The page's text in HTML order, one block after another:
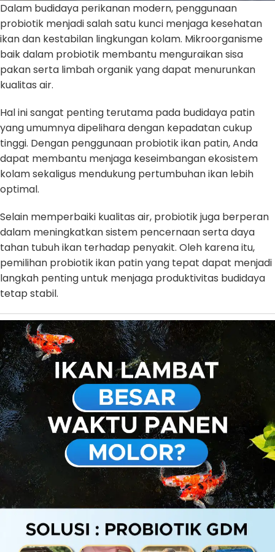
Dalam budidaya perikanan modern, penggunaan
probiotik menjadi salah satu kunci menjaga kesehatan
ikan dan kestabilan lingkungan kolam. Mikroorganisme
baik dalam probiotik membantu menguraikan sisa
pakan serta limbah organik yang dapat menurunkan
kualitas air.
Hal ini sangat penting terutama pada budidaya patin
yang umumnya dipelihara dengan kepadatan cukup
tinggi. Dengan penggunaan probiotik ikan patin, Anda
dapat membantu menjaga keseimbangan ekosistem
kolam sekaligus mendukung pertumbuhan ikan lebih
optimal.
Selain memperbaiki kualitas air, probiotik juga berperan
dalam meningkatkan sistem pencernaan serta daya
tahan tubuh ikan terhadap penyakit. Oleh karena itu,
pemilihan probiotik ikan patin yang tepat dapat menjadi
langkah penting untuk menjaga produktivitas budidaya
tetap stabil.